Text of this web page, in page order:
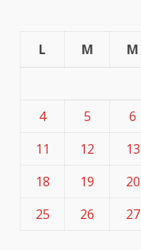
L M M
4
5 6
11
12 13
18
19 20
25
26 27